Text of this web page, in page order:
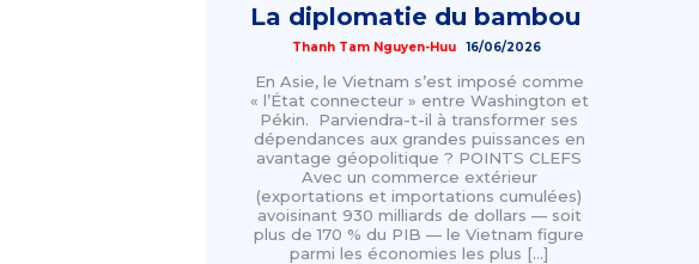
La diplomatie du bambou
Thanh Tam Nguyen-Huu 16/06/2026
En Asie, le Vietnam s’est imposé comme
« l’État connecteur » entre Washington et
Pékin. Parviendra-t-il à transformer ses
dépendances aux grandes puissances en
avantage géopolitique ? POINTS CLEFS
Avec un commerce extérieur
(exportations et importations cumulées)
avoisinant 930 milliards de dollars — soit
plus de 170 % du PIB — le Vietnam figure
parmi les économies les plus […]